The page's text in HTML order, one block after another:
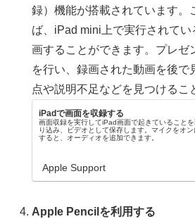
録）機能が搭載されています。
ば、iPad mini上で実行されて
画することができます。プレゼ
を行い、録画された動画を後で
点や説明不足などを見つけるこ
iPadで画面を収録する
画面収録を実行してiPad画面で起きていることを
り込み、ビデオとして保存します。マイクをオン
すると、オーディオを追加できます。
Apple Support
Apple Pencilを利用する